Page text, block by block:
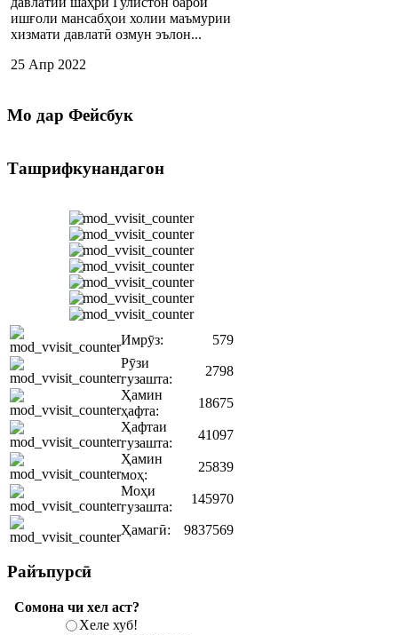
ишғоли мансабҳои холии маъмурии
хизмати давлатӣ озмун эълон...
25 Апр 2022
Мо дар Фейсбук
Ташрифкунандагон
Имрӯз:
579
Рӯзи
гузашта:
2798
Ҳамин
ҳафта:
18675
Ҳафтаи
гузашта:
41097
Ҳамин
моҳ:
25839
Моҳи
гузашта:
145970
Ҳамагӣ: 9837569
Райъпурсӣ
Сомона чи хел аст?
Хеле хуб!